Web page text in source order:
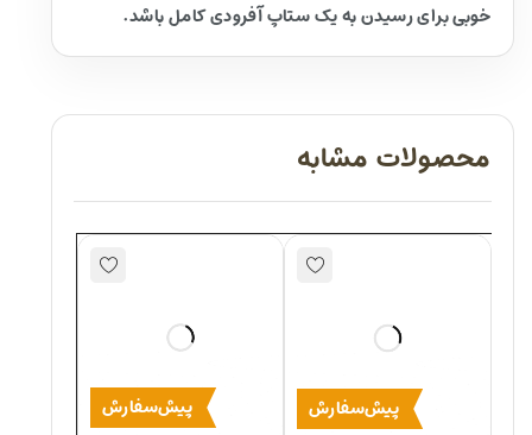
خوبی برای رسیدن به یک ستاپ آفرودی کامل باشد.
محصولات مشابه
پیش‌سفارش پیش‌سفارش